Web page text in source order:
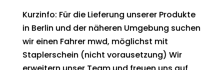
Kurzinfo: Für die Lieferung unserer Produkte
in Berlin und der näheren Umgebung suchen
wir einen Fahrer mwd, möglichst mit
Staplerschein (nicht vorausetzung) Wir